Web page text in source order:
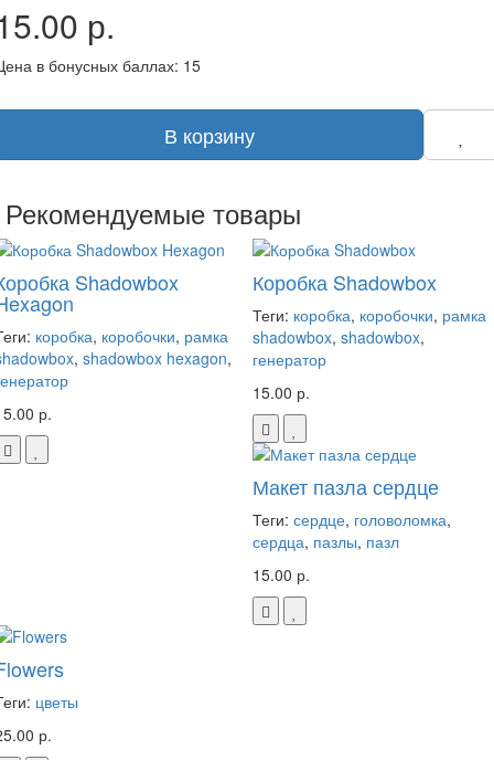
р.
в бонусных баллах: 15
В корзину
Рекомендуемые товары
Shadowbox
коробка, коробочки, рамка
, shadowbox hexagon,
р.
Коробка Shadowbox
Теги: коробка, коробочки, рамка
shadowbox, shadowbox,
генератор
15.00 р.
Макет пазла сердце
Теги: сердце, головоломка,
сердца, пазлы, пазл
15.00 р.
цветы
р.